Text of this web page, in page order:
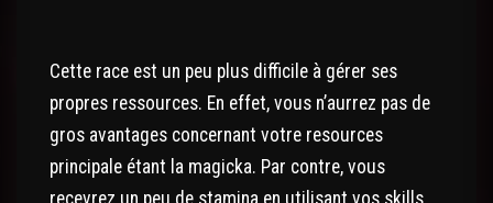
Cette race est un peu plus difficile à gérer ses
propres ressources. En effet, vous n’aurrez pas de
gros avantages concernant votre resources
principale étant la magicka. Par contre, vous